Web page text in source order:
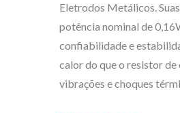
Eletrodos Metálicos.
potência nominal de
confiabilidade e
calor do que o resistor
vibrações e choques